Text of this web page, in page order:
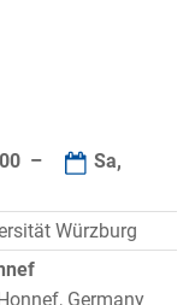
–
Sa,
Würzburg
Germany